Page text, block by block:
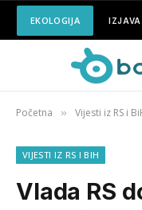
EKOLOGIJA
Početna » Vijesti iz RS i
VIJESTI IZ RS I BIH
Vlada RS